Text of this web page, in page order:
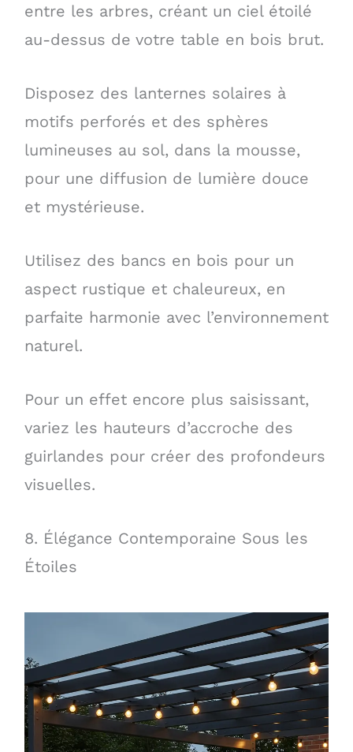
entre les arbres, créant un ciel étoilé
au-dessus de votre table en bois brut.
Disposez des lanternes solaires à
motifs perforés et des sphères
lumineuses au sol, dans la mousse,
pour une diffusion de lumière douce
et mystérieuse.
Utilisez des bancs en bois pour un
aspect rustique et chaleureux, en
parfaite harmonie avec l’environnement
naturel.
Pour un effet encore plus saisissant,
variez les hauteurs d’accroche des
guirlandes pour créer des profondeurs
visuelles.
8. Élégance Contemporaine Sous les
Étoiles